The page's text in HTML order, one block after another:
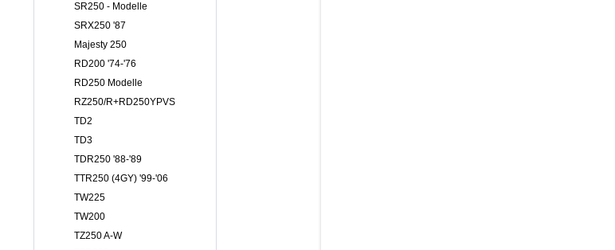
SR250 - Modelle
SRX250 '87
Majesty 250
RD200 '74-'76
RD250 Modelle
RZ250/R+RD250YPVS
TD2
TD3
TDR250 '88-'89
TTR250 (4GY) '99-'06
TW225
TW200
TZ250 A-W